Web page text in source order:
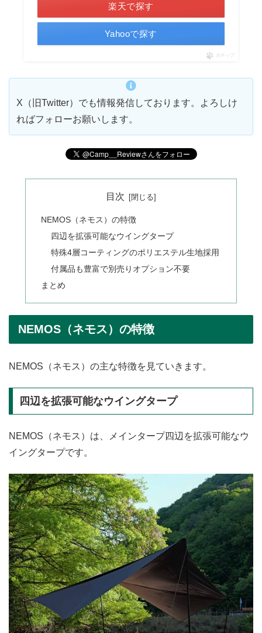
楽天で探す
Yahooで探す
ポチップ
X（旧Twitter）でも情報発信しております。よろしけ
ればフォローお願いします。
目次
NEMOS（ネモス）の特徴
四辺を拡張可能なウイングタープ
特殊4層コーティングのポリエステル生地採用
付属品も豊富で別売りオプション不要
まとめ
NEMOS（ネモス）の特徴
NEMOS（ネモス）の主な特徴を見ていきます。
四辺を拡張可能なウイングタープ
NEMOS（ネモス）は、メインタープ四辺を拡張可能なウ
イングタープです。